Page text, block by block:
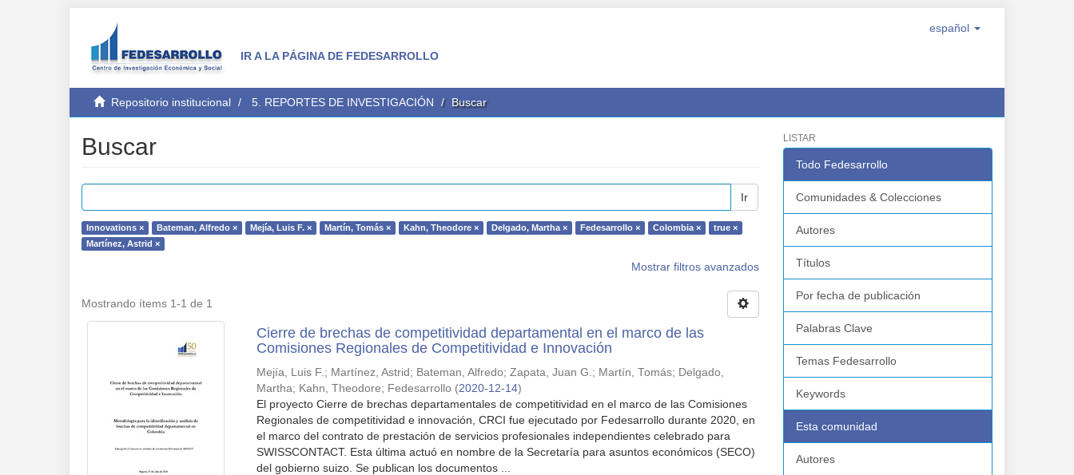
IR A LA PÁGINA DE FEDESARROLLO
español
Repositorio institucional 5. REPORTES DE INVESTIGACIÓN Buscar
Buscar
Ir
Innovations × Bateman, Alfredo × Mejía, Luis F. × Martín, Tomás × Kahn, Theodore × Delgado, Martha × Fedesarrollo × Colombia ×
true ×
Martínez, Astrid ×
Mostrar filtros avanzados
Mostrando ítems 1-1 de 1
Cierre de brechas de competitividad departamental en el marco de las
Comisiones Regionales de Competitividad e Innovación
Mejía, Luis F.; Martínez, Astrid ; Bateman, Alfredo;Zapata, Juan G.; Martín, Tomás; Delgado,
Martha; Kahn, Theodore; Fedesarrollo (2020-12-14)
El proyecto Cierre de brechas departamentales de competitividad en el marco de las Comisiones
Regionales de competitividad e innovación, CRCI fue ejecutado por Fedesarrollo durante 2020, en
el marco del contrato de prestación de servicios profesionales independientes celebrado para
SWISSCONTACT. Esta última actuó en nombre de la Secretaría para asuntos económicos (SECO)
del gobierno suizo. Se publican los documentos ...
LISTAR
Todo Fedesarrollo
Comunidades & Colecciones
Autores
Títulos
Por fecha de publicación
Palabras Clave
Temas Fedesarrollo
Keywords
Esta comunidad
Autores